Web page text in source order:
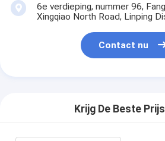
6e verdieping, nummer 96,
Xingqiao North Road, Linping
Contact nu
Krijg De Beste